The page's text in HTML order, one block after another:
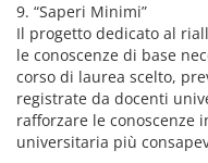
9. “Saperi Minimi”
Il progetto dedicato al
le conoscenze di base
corso di laurea scelto,
registrate da docenti
rafforzare le conoscenze
universitaria più